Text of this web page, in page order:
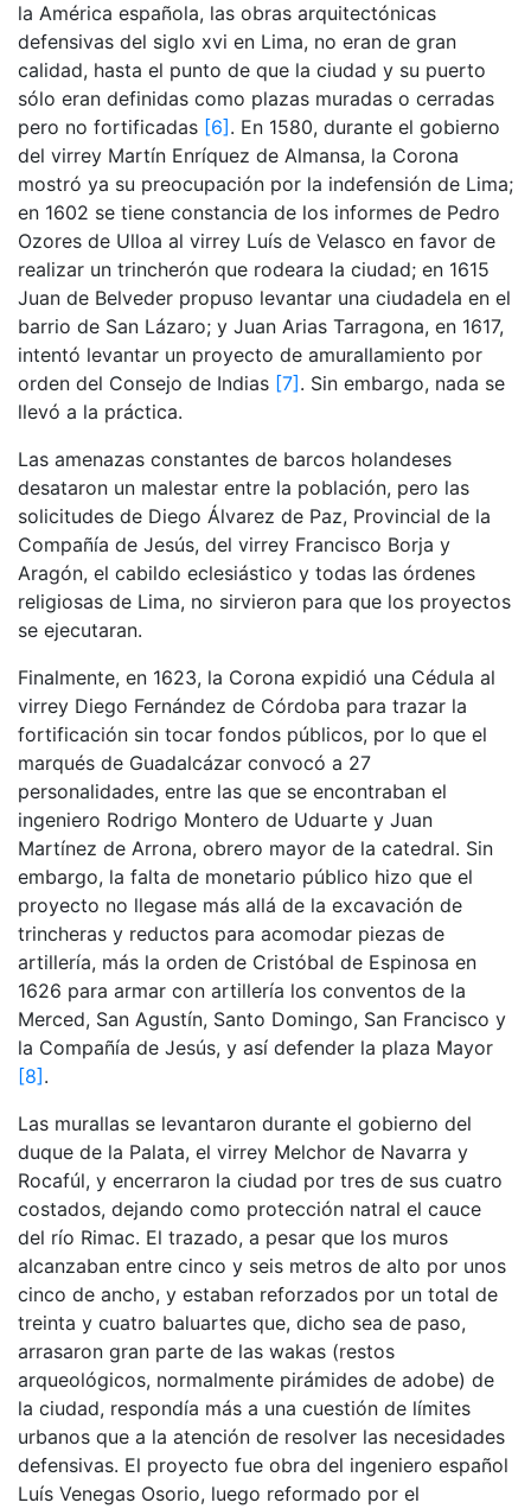
la América española, las obras arquitectónicas
defensivas del siglo xvi en Lima, no eran de gran
calidad, hasta el punto de que la ciudad y su puerto
sólo eran definidas como plazas muradas o cerradas
pero no fortificadas [6] . En 1580, durante el gobierno
del virrey Martín Enríquez de Almansa, la Corona
mostró ya su preocupación por la indefensión de Lima;
en 1602 se tiene constancia de los informes de Pedro
Ozores de Ulloa al virrey Luís de Velasco en favor de
realizar un trincherón que rodeara la ciudad; en 1615
Juan de Belveder propuso levantar una ciudadela en el
barrio de San Lázaro; y Juan Arias Tarragona, en 1617,
intentó levantar un proyecto de amurallamiento por
orden del Consejo de Indias [7] . Sin embargo, nada se
llevó a la práctica.
Las amenazas constantes de barcos holandeses
desataron un malestar entre la población, pero las
solicitudes de Diego Álvarez de Paz, Provincial de la
Compañía de Jesús, del virrey Francisco Borja y
Aragón, el cabildo eclesiástico y todas las órdenes
religiosas de Lima, no sirvieron para que los proyectos
se ejecutaran.
Finalmente, en 1623, la Corona expidió una Cédula al
virrey Diego Fernández de Córdoba para trazar la
fortificación sin tocar fondos públicos, por lo que el
marqués de Guadalcázar convocó a 27
personalidades, entre las que se encontraban el
ingeniero Rodrigo Montero de Uduarte y Juan
Martínez de Arrona, obrero mayor de la catedral. Sin
embargo, la falta de monetario público hizo que el
proyecto no llegase más allá de la excavación de
trincheras y reductos para acomodar piezas de
artillería, más la orden de Cristóbal de Espinosa en
1626 para armar con artillería los conventos de la
Merced, San Agustín, Santo Domingo, San Francisco y
la Compañía de Jesús, y así defender la plaza Mayor
[8] .
Las murallas se levantaron durante el gobierno del
duque de la Palata, el virrey Melchor de Navarra y
Rocafúl, y encerraron la ciudad por tres de sus cuatro
costados, dejando como protección natral el cauce
del río Rimac. El trazado, a pesar que los muros
alcanzaban entre cinco y seis metros de alto por unos
cinco de ancho, y estaban reforzados por un total de
treinta y cuatro baluartes que, dicho sea de paso,
arrasaron gran parte de las wakas (restos
arqueológicos, normalmente pirámides de adobe) de
la ciudad, respondía más a una cuestión de límites
urbanos que a la atención de resolver las necesidades
defensivas. El proyecto fue obra del ingeniero español
Luís Venegas Osorio, luego reformado por el